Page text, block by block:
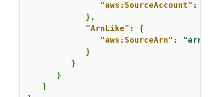
"aws:SourceAccount" :
            },
"ArnLike" : {
"aws:SourceArn" :
            }
         }
      }
   ]